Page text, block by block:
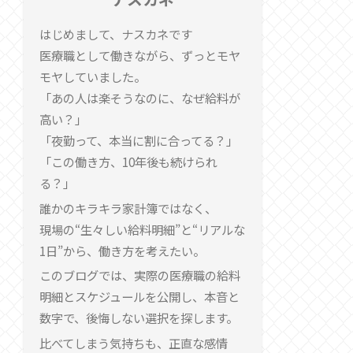
はじめまして、ナスカネです
医療職として働きながら、ずっとモヤ
モヤしていました。
「あの人は楽そうなのに、なぜ給料が
高い？」
「夜勤って、本当に割に合ってる？」
「この働き方、10年後も続けられ
る？」
誰かのキラキラ家計簿ではなく、
現場の“生々しい給料明細”と“リアルな
1日”から、働き方を考えたい。
このブログでは、実際の医療職の給料
明細とスケジュールを公開し、本音と
数字で、後悔しない選択を探します。
比べてしまう気持ちも、正直な感情